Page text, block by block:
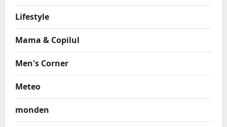
Lifestyle
Mama & Copilul
Men's Corner
Meteo
monden